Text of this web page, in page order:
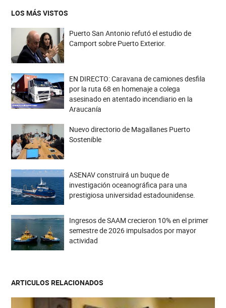
LOS MÁS VISTOS
Puerto San Antonio refutó el estudio de
Camport sobre Puerto Exterior.
EN DIRECTO: Caravana de camiones desfila
por la ruta 68 en homenaje a colega
asesinado en atentado incendiario en la
Araucanía
Nuevo directorio de Magallanes Puerto
Sostenible
ASENAV construirá un buque de
investigación oceanográfica para una
prestigiosa universidad estadounidense.
Ingresos de SAAM crecieron 10% en el primer
semestre de 2026 impulsados por mayor
actividad
ARTICULOS RELACIONADOS